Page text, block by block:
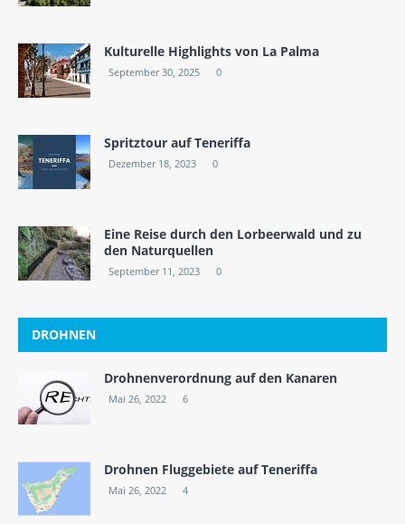
Kulturelle Highlights von La Palma
September 30, 2025 0
Spritztour auf Teneriffa
Dezember 18, 2023 0
Eine Reise durch den Lorbeerwald und zu
den Naturquellen
September 11, 2023 0
DROHNEN
Drohnenverordnung auf den Kanaren
Mai 26, 2022 6
Drohnen Fluggebiete auf Teneriffa
Mai 26, 2022 4